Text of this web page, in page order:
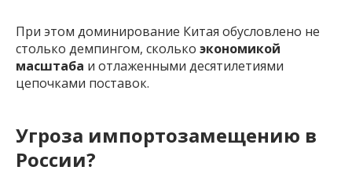
При этом доминирование Китая обусловлено не
столько демпингом, сколько экономикой
масштаба и отлаженными десятилетиями
цепочками поставок.
Угроза импортозамещению в
России?